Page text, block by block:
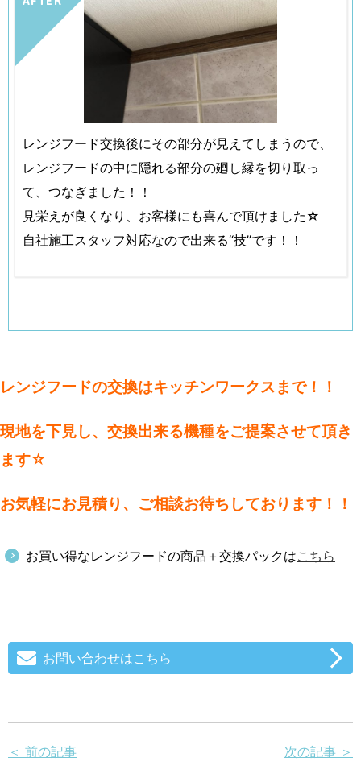
レンジフード交換後にその部分が見えてしまうので、
レンジフードの中に隠れる部分の廻し縁を切り取っ
て、つなぎました！！
見栄えが良くなり、お客様にも喜んで頂けました☆
自社施工スタッフ対応なので出来る“技”です！！
レンジフードの交換はキッチンワークスまで！！
現地を下見し、交換出来る機種をご提案させて頂き
ます☆
お気軽にお見積り、ご相談お待ちしております！！
お買い得なレンジフードの商品＋交換パックはこちら
お問い合わせはこちら
＜ 前の記事 次の記事 ＞